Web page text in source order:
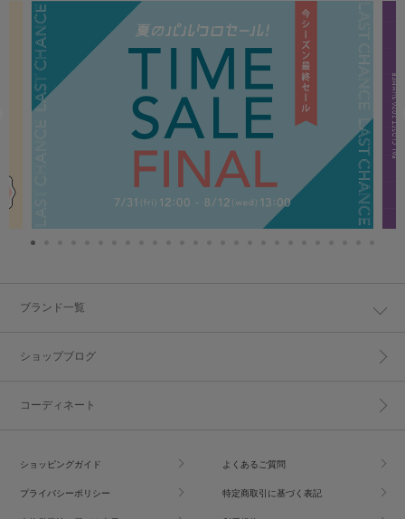
ブランド一覧
ショップブログ
コーディネート
ショッピングガイド よくあるご質問
プライバシーポリシー 特定商取引に基づく表記